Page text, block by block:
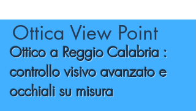
Ottica View Point
Ottico a Reggio Calabria :
controllo visivo avanzato e
occhiali su misura